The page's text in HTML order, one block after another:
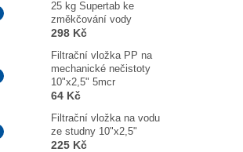
25 kg Supertab ke
změkčování vody
298 Kč
Filtrační vložka PP na
mechanické nečistoty
10"x2,5" 5mcr
64 Kč
Filtrační vložka na vodu
ze studny 10"x2,5"
225 Kč